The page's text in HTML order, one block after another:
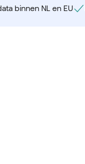
binnen NL en EU